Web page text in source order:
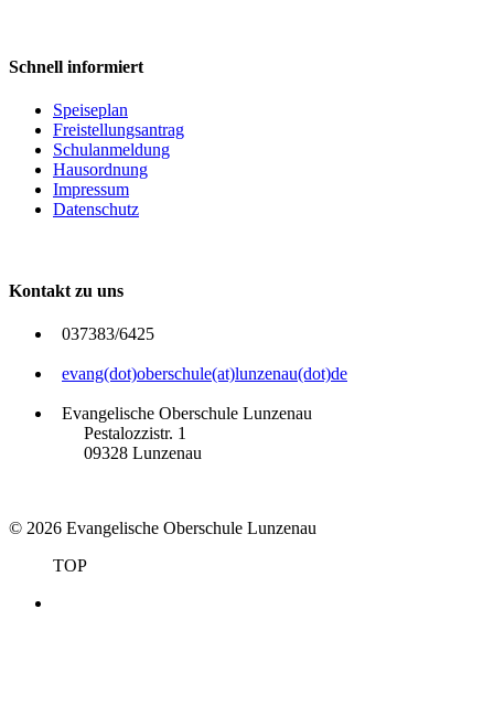
Schnell informiert
Speiseplan
Freistellungsantrag
Schulanmeldung
Hausordnung
Impressum
Datenschutz
Kontakt zu uns
037383/6425
evang(dot)oberschule(at)lunzenau(dot)de
Evangelische Oberschule Lunzenau
Pestalozzistr. 1
09328 Lunzenau
© 2026 Evangelische Oberschule Lunzenau
TOP